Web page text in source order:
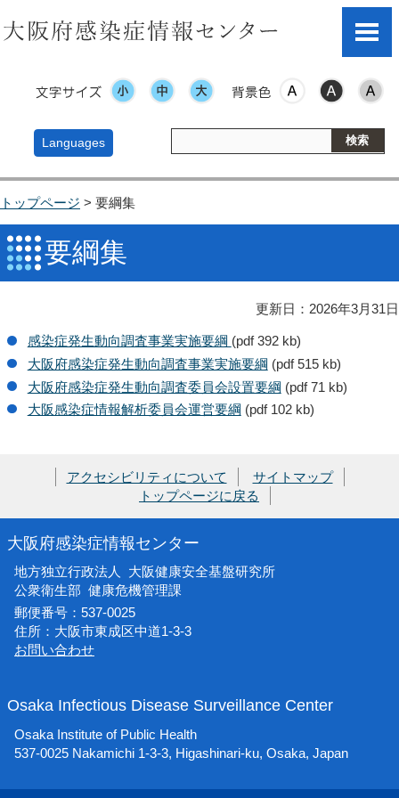
文字サイズ 表示色
Languages
トップページ > 要綱集
要綱集
更新日：2026年3月31日
感染症発生動向調査事業実施要綱 (pdf 392 kb)
大阪府感染症発生動向調査事業実施要綱 (pdf 515 kb)
大阪府感染症発生動向調査委員会設置要綱 (pdf 71 kb)
大阪感染症情報解析委員会運営要綱 (pdf 102 kb)
アクセシビリティについて
サイトマップ
トップページに戻る
大阪府感染症情報センター
地方独立行政法人 大阪健康安全基盤研究所
公衆衛生部 健康危機管理課
郵便番号：537-0025
住所：大阪市東成区中道1-3-3
お問い合わせ
Osaka Infectious Disease Surveillance Center
Osaka Institute of Public Health
537-0025 Nakamichi 1-3-3, Higashinari-ku, Osaka, Japan